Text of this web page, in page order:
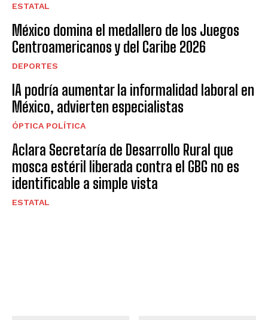
ESTATAL
México domina el medallero de los Juegos
Centroamericanos y del Caribe 2026
DEPORTES
IA podría aumentar la informalidad laboral en
México, advierten especialistas
ÓPTICA POLÍTICA
Aclara Secretaría de Desarrollo Rural que
mosca estéril liberada contra el GBG no es
identificable a simple vista
ESTATAL